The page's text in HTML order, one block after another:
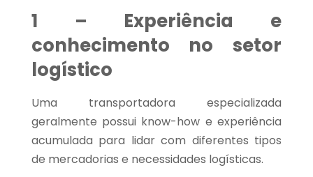
1 – Experiência e
conhecimento no setor
logístico
Uma transportadora especializada
geralmente possui know-how e experiência
acumulada para lidar com diferentes tipos
de mercadorias e necessidades logísticas.